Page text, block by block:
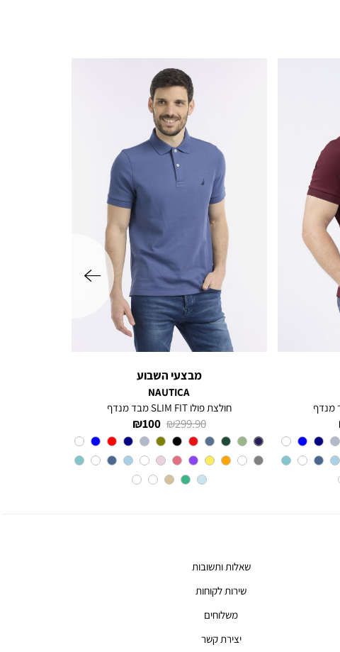
מבצעי השבוע
NAUTICA
חולצת פולו SLIM FIT מבד מנדף
מחיר
מוצר
100 ₪
מחיר
רגיל
299.90 ₪
צבע
BLUE
INDIGO
שמאלה
שאלות ותשובות
שירות לקוחות
משלוחים
יצירת קשר